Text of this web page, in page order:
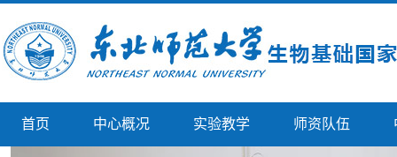
首页 中心概况 实验教学 师资队伍